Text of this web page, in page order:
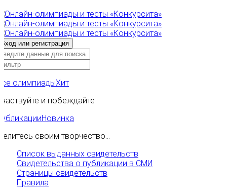
олимпиадыХит
и побеждайте
Новинка
своим творчество...
Список выданных свидетельств
Свидетельства о публикации в СМИ
Страницы свидетельств
Правила